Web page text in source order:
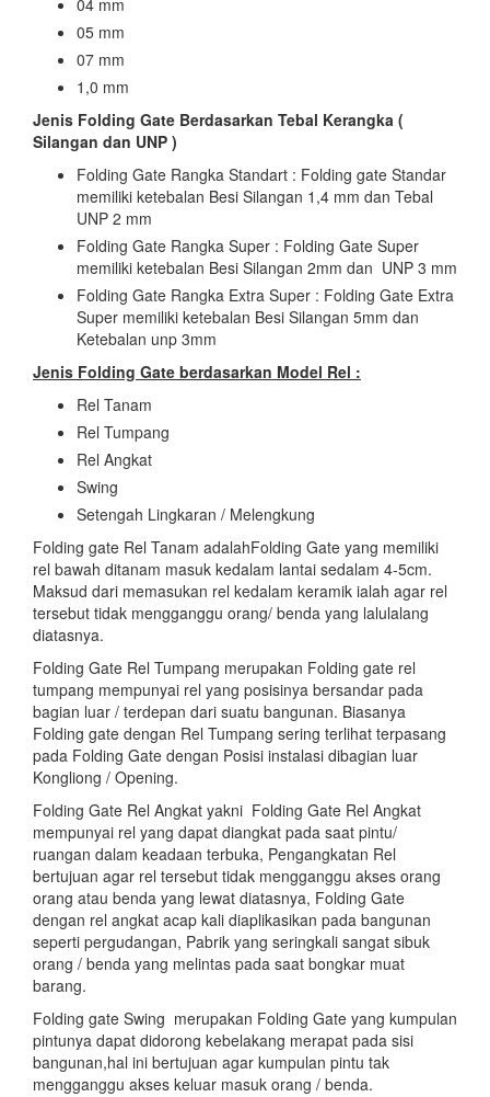
04 mm
05 mm
07 mm
1,0 mm
Jenis Folding Gate Berdasarkan Tebal Kerangka (
Silangan dan UNP )
Folding Gate Rangka Standart : Folding gate Standar
memiliki ketebalan Besi Silangan 1,4 mm dan Tebal
UNP 2 mm
Folding Gate Rangka Super : Folding Gate Super
memiliki ketebalan Besi Silangan 2mm dan UNP 3 mm
Folding Gate Rangka Extra Super : Folding Gate Extra
Super memiliki ketebalan Besi Silangan 5mm dan
Ketebalan unp 3mm
Jenis Folding Gate berdasarkan Model Rel :
Rel Tanam
Rel Tumpang
Rel Angkat
Swing
Setengah Lingkaran / Melengkung
Folding gate Rel Tanam adalahFolding Gate yang memiliki
rel bawah ditanam masuk kedalam lantai sedalam 4-5cm.
Maksud dari memasukan rel kedalam keramik ialah agar rel
tersebut tidak mengganggu orang/ benda yang lalulalang
diatasnya.
Folding Gate Rel Tumpang merupakan Folding gate rel
tumpang mempunyai rel yang posisinya bersandar pada
bagian luar / terdepan dari suatu bangunan. Biasanya
Folding gate dengan Rel Tumpang sering terlihat terpasang
pada Folding Gate dengan Posisi instalasi dibagian luar
Kongliong / Opening.
Folding Gate Rel Angkat yakni Folding Gate Rel Angkat
mempunyai rel yang dapat diangkat pada saat pintu/
ruangan dalam keadaan terbuka, Pengangkatan Rel
bertujuan agar rel tersebut tidak mengganggu akses orang
orang atau benda yang lewat diatasnya, Folding Gate
dengan rel angkat acap kali diaplikasikan pada bangunan
seperti pergudangan, Pabrik yang seringkali sangat sibuk
orang / benda yang melintas pada saat bongkar muat
barang.
Folding gate Swing merupakan Folding Gate yang kumpulan
pintunya dapat didorong kebelakang merapat pada sisi
bangunan,hal ini bertujuan agar kumpulan pintu tak
mengganggu akses keluar masuk orang / benda.